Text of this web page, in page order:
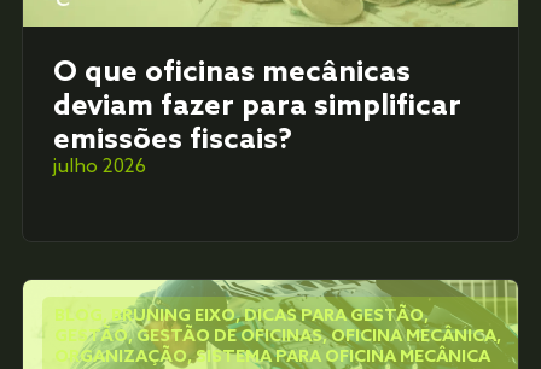
O que oficinas mecânicas
deviam fazer para simplificar
emissões fiscais?
julho 2026
BLOG, BRUNING EIXO,DICAS PARA GESTÃO,
GESTÃO,GESTÃO DE OFICINAS,OFICINA MECÂNICA,
ORGANIZAÇÃO,SISTEMA PARA OFICINA MECÂNICA